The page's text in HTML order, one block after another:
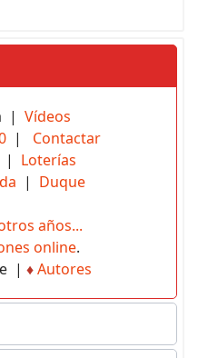
| Vídeos
| Contactar
| Loterías
| Duque
años...
online.
| ♦Autores